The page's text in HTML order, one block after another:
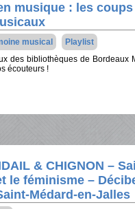
musique : les
musical
Playlist
des bibliothèques de Bordeaux
écouteurs !
& CHIGNON –
le féminisme –
Médard-en-Jalles